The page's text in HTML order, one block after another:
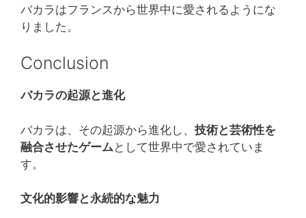
バカラはフランスから世界中に愛されるようにな
りました。
Conclusion
バカラの起源と進化
バカラは、その起源から進化し、 技術と芸術性を
融合させたゲーム として世界中で愛されていま
す。
文化的影響と永続的な魅力